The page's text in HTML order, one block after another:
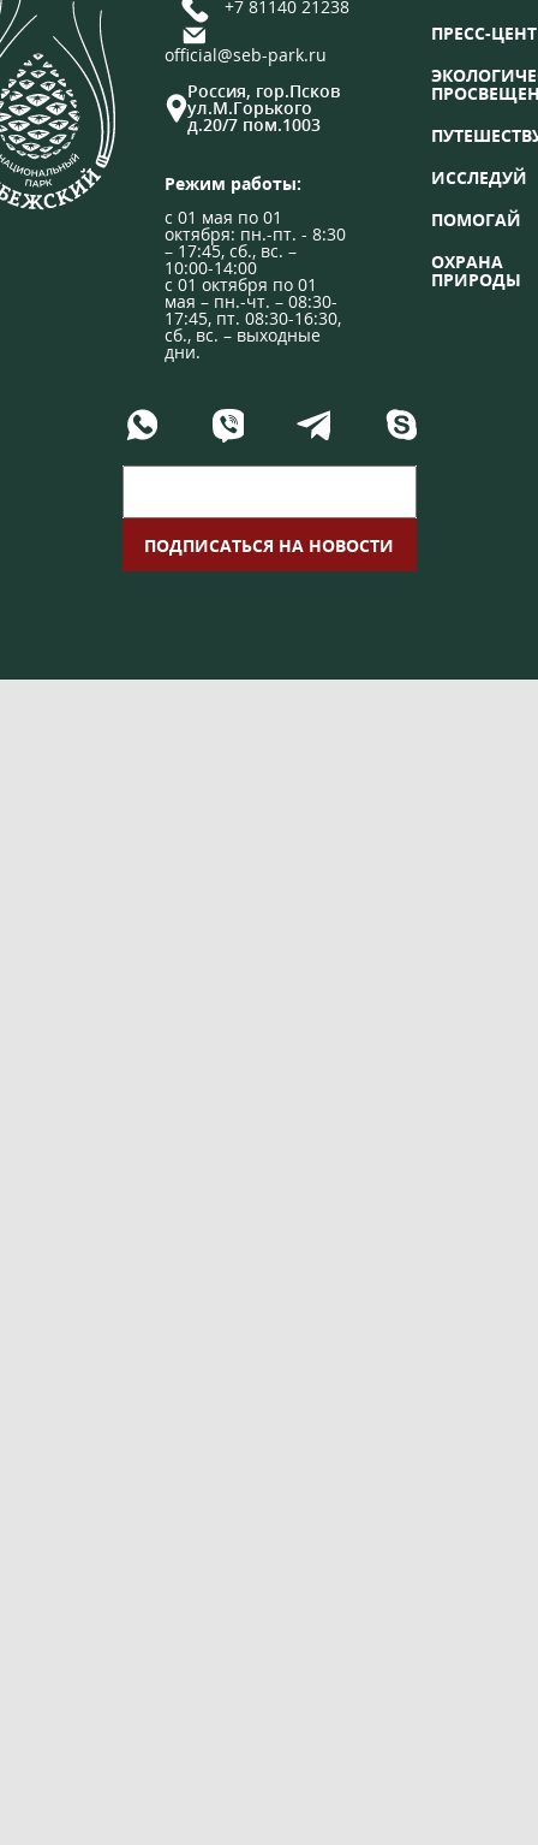
+7 81140 21238
official@seb-park.ru
Россия, гор.Псков
ул.М.Горького
д.20/7 пом.1003
Режим работы:
с 01 мая по 01
октября: пн.-пт. - 8:30
– 17:45, сб., вс. –
10:00-14:00
с 01 октября по 01
мая – пн.-чт. – 08:30-
17:45, пт. 08:30-16:30,
сб., вс. – выходные
дни.
ПРЕСС-
ИССЛЕДУЙ
ПОМОГАЙ
ОХРАНА
ПРИРОДЫ